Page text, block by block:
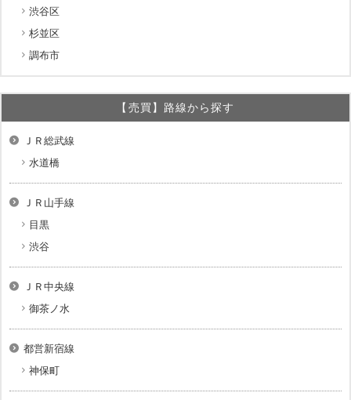
渋谷区
杉並区
調布市
【売買】路線から探す
ＪＲ総武線
水道橋
ＪＲ山手線
目黒
渋谷
ＪＲ中央線
御茶ノ水
都営新宿線
神保町